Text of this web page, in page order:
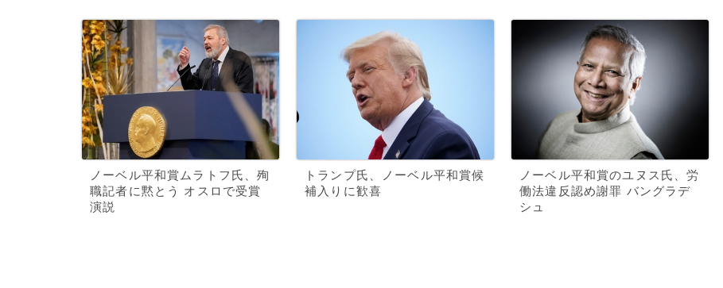
ノーベル平和賞ムラトフ氏、殉
職記者に黙とう オスロで受賞
演説
トランプ氏、ノーベル平和賞候
補入りに歓喜
ノーベル平和賞のユヌス氏、労
働法違反認め謝罪 バングラデ
シュ